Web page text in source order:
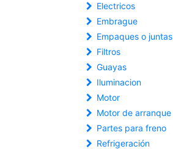
Electricos
Embrague
Empaques o juntas
Filtros
Guayas
Iluminacion
Motor
Motor de arranque
Partes para freno
Refrigeración